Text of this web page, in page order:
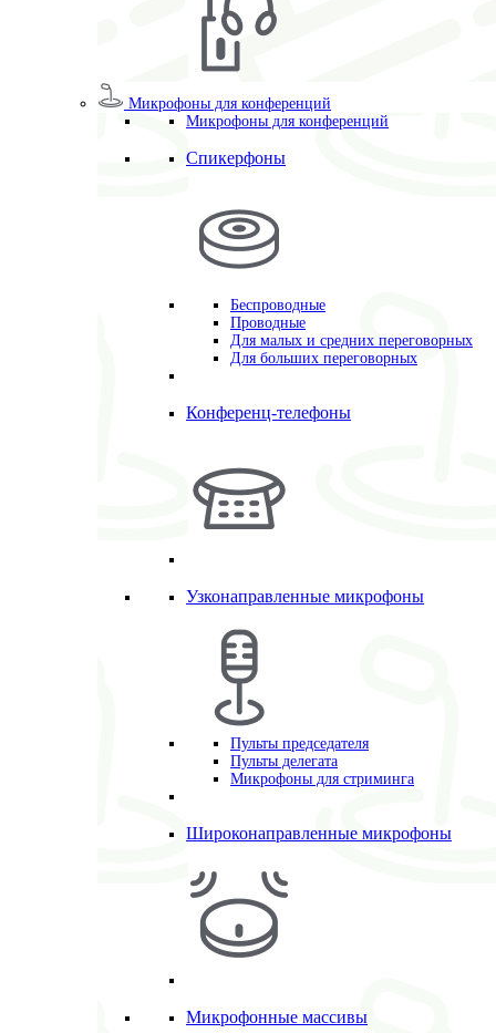
Микрофоны для конференций
Микрофоны для конференций
Спикерфоны
Беспроводные
Проводные
Для малых и средних переговорных
Для больших переговорных
Конференц-телефоны
Узконаправленные микрофоны
Пульты председателя
Пульты делегата
Микрофоны для стриминга
Широконаправленные микрофоны
Микрофонные массивы